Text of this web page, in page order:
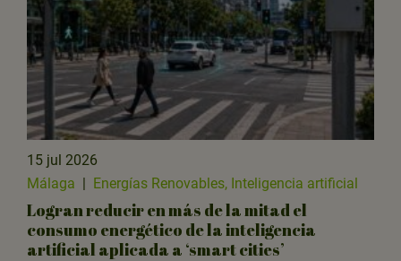
15 jul 2026
Málaga | Energías Renovables, Inteligencia artificial
Logran reducir en más de la mitad el
consumo energético de la inteligencia
artificial aplicada a ‘smart cities’